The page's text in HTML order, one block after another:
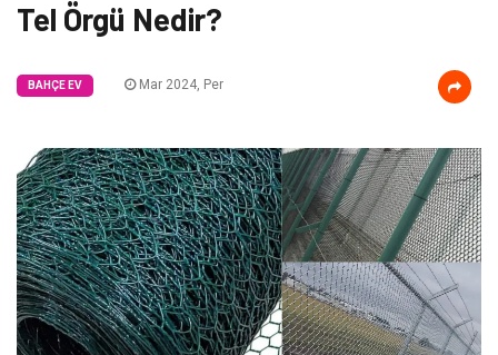
Tel Örgü Nedir?
BAHÇE EV Mar 2024, Per